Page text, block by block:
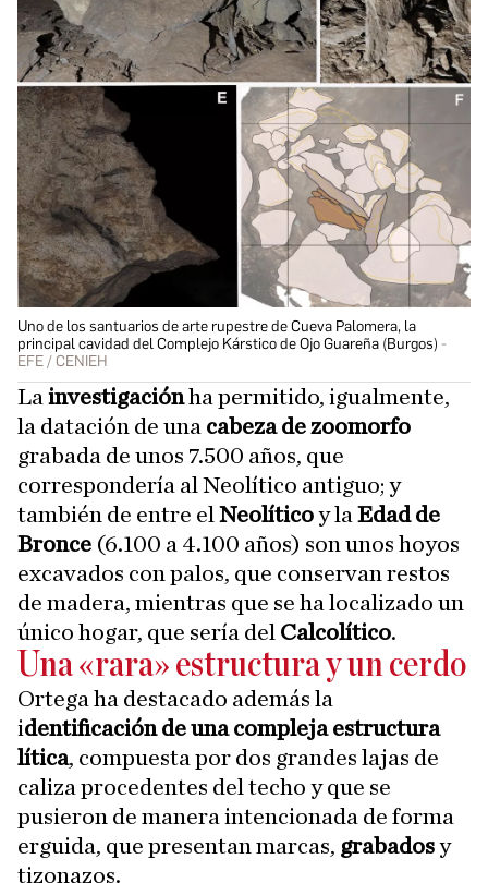
Uno de los santuarios de arte rupestre de Cueva Palomera, la
principal cavidad del Complejo Kárstico de Ojo Guareña (Burgos)
EFE / CENIEH
La investigaciónha permitido, igualmente,
la datación de una cabeza de zoomorfo
grabada de unos 7.500 años, que
correspondería al Neolítico antiguo; y
también de entre el Neolíticoy la Edad de
Bronce (6.100 a 4.100 años) son unos hoyos
excavados con palos, que conservan restos
de madera, mientras que se ha localizado un
único hogar, que sería del Calcolítico.
Una «rara» estructura y un cerdo
Ortega ha destacado además la
identificación de una compleja estructura
lítica, compuesta por dos grandes lajas de
caliza procedentes del techo y que se
pusieron de manera intencionada de forma
erguida, que presentan marcas, grabadosy
tizonazos.